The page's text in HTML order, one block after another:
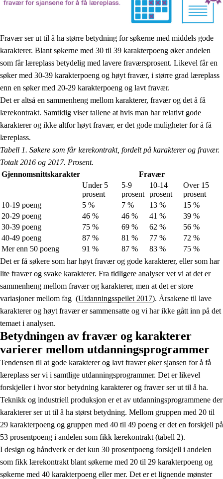
Fravær ser ut til å ha større betydning for søkerne med middels gode
karakterer. Blant søkerne med 30 til 39 karakterpoeng øker andelen
som får læreplass betydelig med lavere fraværsprosent. Likevel får en
søker med 30-39 karakterpoeng og høyt fravær, i større grad læreplass
enn en søker med 20-29 karakterpoeng og lavt fravær.
Det er altså en sammenheng mellom karakterer, fravær og det å få
lærekontrakt. Samtidig viser tallene at hvis man har relativt gode
karakterer og ikke altfor høyt fravær, er det gode muligheter for å få
læreplass.
Tabell 1. Søkere som får lærekontrakt, fordelt på karakterer og fravær.
Totalt 2016 og 2017. Prosent.
Gjennomsnittskarakter
Fravær
Under 5
prosent
5-9
prosent
10-14
prosent
Over 15
prosent
10-19 poeng
5 % 7 % 13 %
15 %
20-29 poeng
46 % 46 % 41 %
39 %
30-39 poeng
75 % 69 % 62 %
56 %
40-49 poeng
87 % 81 % 77 %
72 %
Mer enn 50 poeng
91 % 87 % 83 %
75 %
Det er få søkere som har høyt fravær og gode karakterer, eller som har
lite fravær og svake karakterer. Fra tidligere analyser vet vi at det er
sammenheng mellom fravær og karakterer, men at det er store
variasjoner mellom fag (Utdanningsspeilet 2017). Årsakene til lave
karakterer og høyt fravær er sammensatte og vi har ikke gått inn på det
temaet i analysen.
Betydningen av fravær og karakterer
varierer mellom utdanningsprogrammer
Tendensen til at gode karakterer og lavt fravær øker sjansen for å få
læreplass ser vi i samtlige utdanningsprogrammer. Det er likevel
forskjeller i hvor stor betydning karakterer og fravær ser ut til å ha.
Teknikk og industriell produksjon er et av utdanningsprogrammene der
karakterer ser ut til å ha størst betydning. Mellom gruppen med 20 til
29 karakterpoeng og gruppen med 40 til 49 poeng er det en forskjell på
53 prosentpoeng i andelen som fikk lærekontrakt (tabell 2).
I design og håndverk er det kun 30 prosentpoeng forskjell i andelen
som fikk lærekontrakt blant søkerne med 20 til 29 karakterpoeng og
søkerne med 40 karakterpoeng eller mer. Det er et lignende mønster